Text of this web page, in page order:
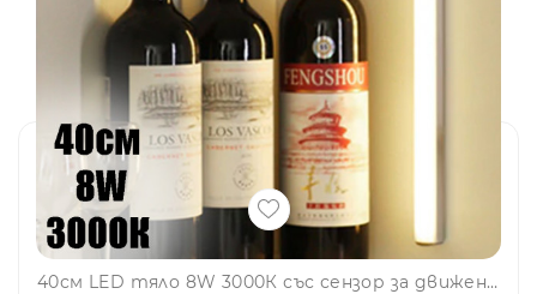
40см LED тяло 8W 3000К със сензор за движение и бутон за регулиране на светлината, USB захранване